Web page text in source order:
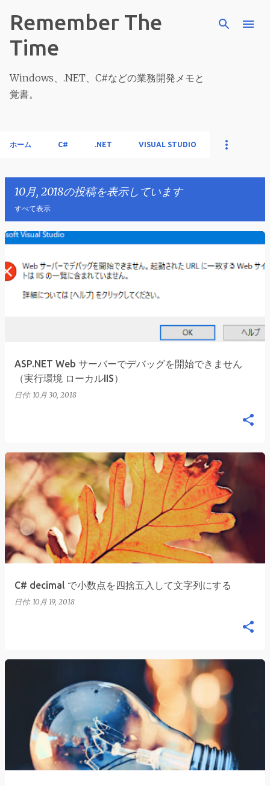
スキップしてメイン コンテンツに移動
Remember The
Time
Windows、.NET、C#などの業務開発メモと
覚書。
ホーム C# .NET VISUAL STUDIO
10月, 2018の投稿を表示しています
すべて表示
稿
ASP.NET Web サーバーでデバッグを開始できません
（実行環境 ローカルIIS）
日付: 10月 30, 2018
C# decimal で小数点を四捨五入して文字列にする
日付: 10月 19, 2018